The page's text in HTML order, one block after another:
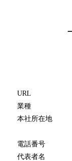
URL
業種
本社所在地
電話番号
代表者名